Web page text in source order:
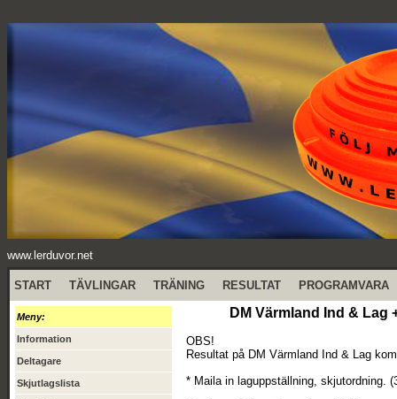
www.lerduvor.net
START TÄVLINGAR TRÄNING RESULTAT PROGRAMVARA
Meny:
Information
Deltagare
Skjutlagslista
DM Värmland Ind &
OBS!
Resultat på DM Värmland Ind & Lag
* Maila in laguppställning, skjutordning.